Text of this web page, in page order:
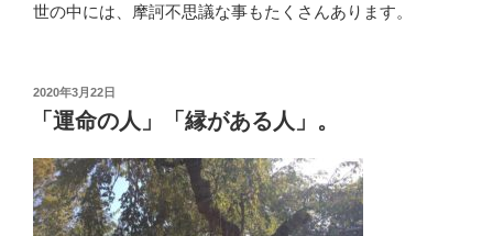
世の中には、摩訶不思議な事もたくさんあります。
投
稿
2020年3月22日
「運命の人」「縁がある人」。